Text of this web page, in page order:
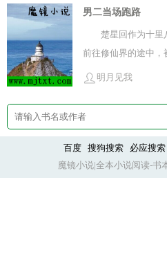
对方的一切痛点，在
地互相攻击，回到
直以为，陆君衡恨他
男二当场跑路
楚星回作为十里
前往修仙界的途中，
己是一本修仙团宠
子，但因为掌门早
弃，只有主角受给了
为了主角受的舔狗
获得了所有“家人”的
明月见我
百度 搜狗搜索 必应搜索
魔镜小说|全本小说阅读-书